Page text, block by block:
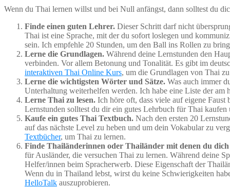
Wenn du Thai lernen willst und bei Null anfängst, dann solltest du
Finde einen guten Lehrer. Dieser Schritt darf nicht
Thai ist eine Sprache, mit der du sofort loslegen und
sein. Ich empfehle 20 Stunden, um den Ball ins Rollen zu
Lerne die Grundlagen. Während deine Lernstunden den
verbinden. Vor allem Betonung und Tonalität. Es gibt im
interaktiven Thai Online Kurs, um die Grundlagen von Thai
Lerne die wichtigsten Wörter und Sätze. Was auch immer
Unterhaltung weiterhelfen werden. Ich habe eine Liste der am
Lerne Thai zu lesen. Ich höre oft, dass viele auf eigene
Lernstunden solltest du dir ein gutes Lehrbuch für Thai kaufen
Kaufe ein gutes Thai Textbuch. Nach den ersten 20
auf das nächste Level zu heben und um dein Vokabular zu
Textbücher, um Thai zu lernen.
Finde Thailänderinnen oder Thailänder mit denen du
für Ausländer, die versuchen Thai zu lernen. Während deine
Helfer/innen beim Spracherwerb. Diese Eigenschaft der
Wenn du in Thailand lebst, wirst du keine Schwierigkeiten
HelloTalk auszuprobieren.